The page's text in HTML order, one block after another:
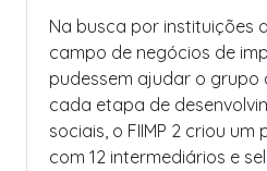
Na busca por instituições
campo de negócios de
pudessem ajudar o grupo
cada etapa de
sociais, o FIIMP 2 criou
com 12 intermediários e